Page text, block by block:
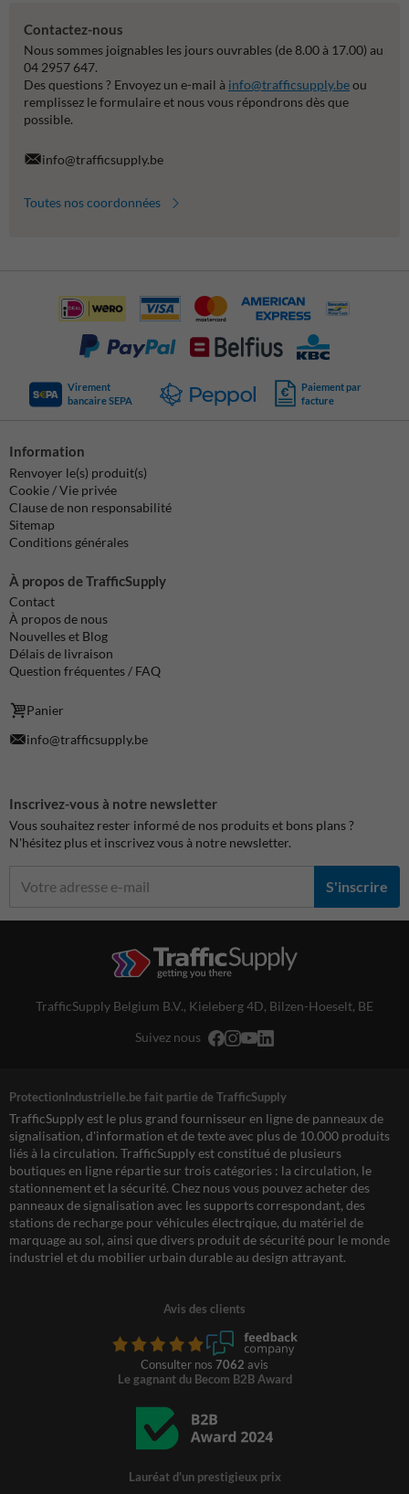
Contactez-nous
Nous sommes joignables les jours ouvrables (de 8.00 à 17.00) au
04 2957 647.
Des questions ? Envoyez un e-mail à info@trafficsupply.beou
remplissez le formulaire et nous vous répondrons dès que
possible.
info@trafficsupply.be
Toutes nos coordonnées
Virement
bancaire SEPA
Paiement par
facture
Information
Renvoyer le(s) produit(s)
Cookie / Vie privée
Clause de non responsabilité
Sitemap
Conditions générales
À propos de TrafficSupply
Contact
À propos de nous
Nouvelles et Blog
Délais de livraison
Question fréquentes / FAQ
Panier
info@trafficsupply.be
Inscrivez-vous à notre newsletter
Vous souhaitez rester informé de nos produits et bons plans ?
N'hésitez plus et inscrivez vous à notre newsletter.
S'inscrire
TrafficSupply Belgium B.V., Kieleberg 4D, Bilzen-Hoeselt, BE
Suivez nous
ProtectionIndustrielle.be fait partie de TrafficSupply
TrafficSupply est le plus grand fournisseur en ligne de panneaux de
signalisation, d'information et de texte avec plus de 10.000 produits
liés à la circulation. TrafficSupply est constitué de plusieurs
boutiques en ligne répartie sur trois catégories : la circulation, le
stationnement et la sécurité. Chez nous vous pouvez acheter des
panneaux de signalisation avec les supports correspondant, des
stations de recharge pour véhicules électrqique, du matériel de
marquage au sol, ainsi que divers produit de sécurité pour le monde
industriel et du mobilier urbain durable au design attrayant.
Avis des clients
Consulter nos 7062 avis
Le gagnant du Becom B2B Award
Lauréat d'un prestigieux prix